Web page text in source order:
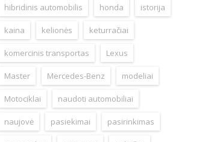
hibridinis automobilis honda istorija
kaina kelionės keturračiai
komercinis transportas Lexus
Master Mercedes-Benz modeliai
Motociklai naudoti automobiliai
naujovė pasiekimai pasirinkimas